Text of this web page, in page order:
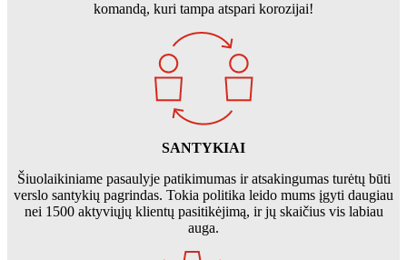
komandą, kuri tampa atspari korozijai!
SANTYKIAI
Šiuolaikiniame pasaulyje patikimumas ir atsakingumas turėtų būti
verslo santykių pagrindas. Tokia politika leido mums įgyti daugiau
nei 1500 aktyviųjų klientų pasitikėjimą, ir jų skaičius vis labiau
auga.